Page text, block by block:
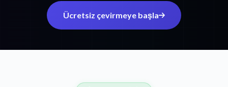
Ücretsiz çevirmeye başla